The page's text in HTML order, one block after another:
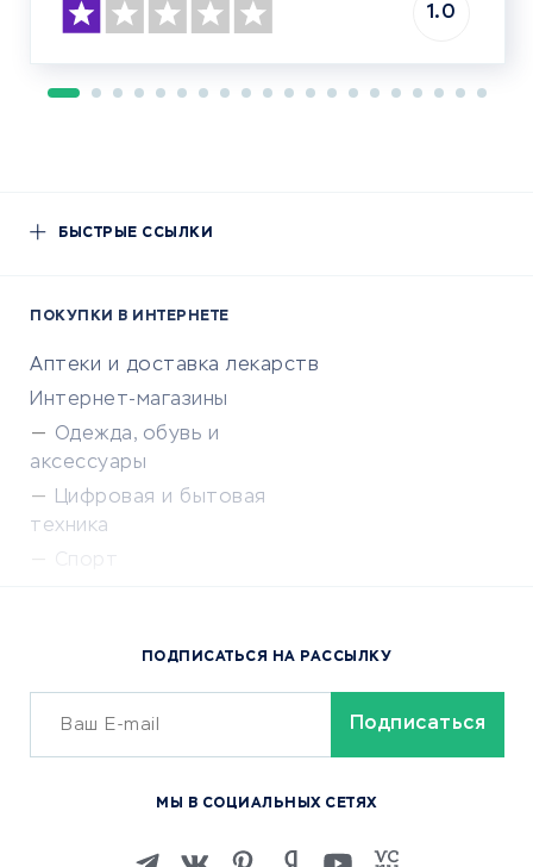
1.0
БЫСТРЫЕ ССЫЛКИ
ПОКУПКИ В ИНТЕРНЕТЕ
Аптеки и доставка лекарств
Интернет-магазины
Одежда, обувь и
аксессуары
Цифровая и бытовая
техника
Спорт
Сервисы доставки
ОБУЧЕНИЕ И РАБОТА
Изучение иностранных
ПОДПИСАТЬСЯ НА РАССЫЛКУ
МЫ В СОЦИАЛЬНЫХ СЕТЯХ